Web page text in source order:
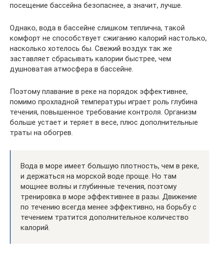
посещение бассейна безопаснее, а значит, лучше.
Однако, вода в бассейне слишком теплична, такой
комфорт не способствует сжиганию калорий настолько,
насколько хотелось бы. Свежий воздух так же
заставляет сбрасывать калории быстрее, чем
душноватая атмосфера в бассейне.
Поэтому плавание в реке на порядок эффективнее,
помимо прохладной температуры играет роль глубина
течения, повышенное требование контроля. Организм
больше устает и теряет в весе, плюс дополнительные
траты на обогрев.
Вода в море имеет большую плотность, чем в реке,
и держаться на морской воде проще. Но там
мощнее волны и глубинные течения, поэтому
тренировка в море эффективнее в разы. Движение
по течению всегда менее эффективно, на борьбу с
течением тратится дополнительное количество
калорий.